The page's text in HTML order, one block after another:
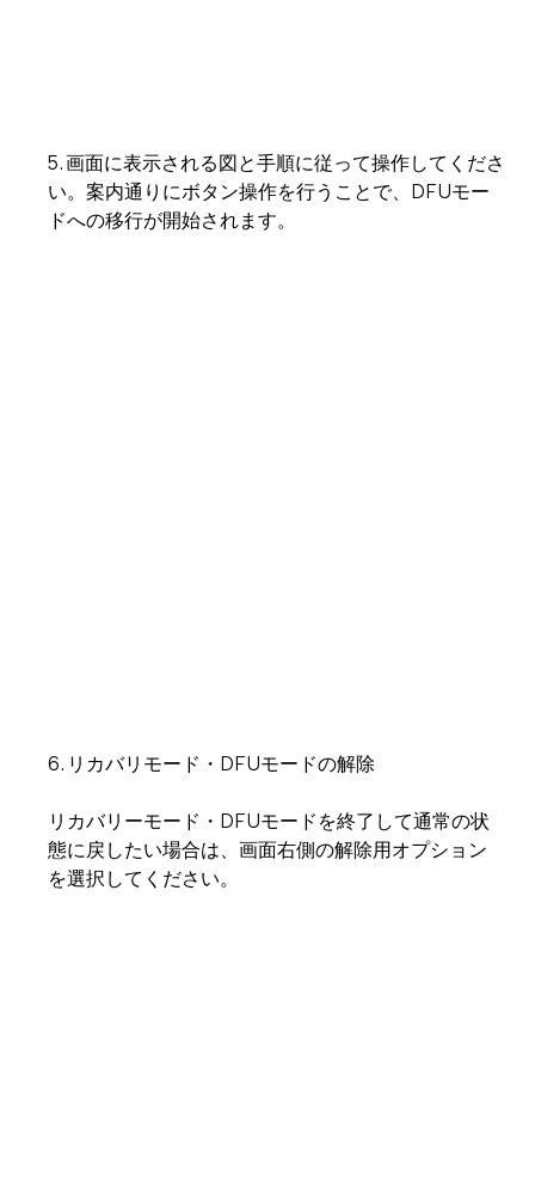
5. 画面に表示される図と手順に従って操作してくださ
い。案内通りにボタン操作を行うことで、DFUモー
ドへの移行が開始されます。
6. リカバリモード・DFUモードの解除
リカバリーモード・DFUモードを終了して通常の状
態に戻したい場合は、画面右側の解除用オプション
を選択してください。